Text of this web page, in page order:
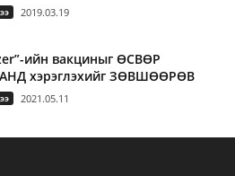
2019.03.19
ийн вакциныг ӨСВӨР
хэрэглэхийг ЗӨВШӨӨРӨВ
2021.05.11